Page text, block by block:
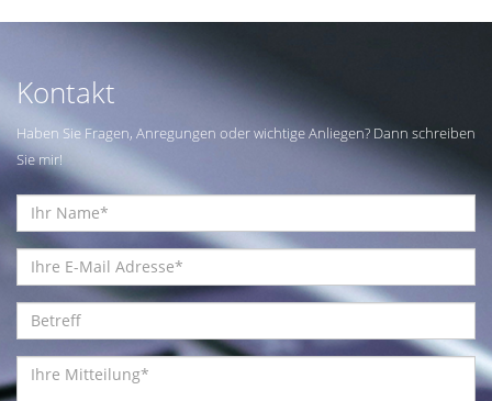
Kontakt
Haben Sie Fragen, Anregungen oder wichtige Anliegen? Dann schreiben
Sie mir!